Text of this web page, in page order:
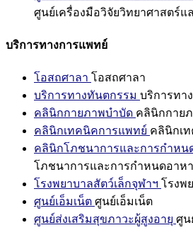
ศูนย์เครื่องมือวิจัยวิทยาศาสตร์แ
บริการทางการแพทย์
โอสถศาลา โอสถศาลา
บริการทางทันตกรรม บริการทา
คลินิกกายภาพบำบัด คลินิกกาย
คลินิกเทคนิคการแพทย์ คลินิกเ
คลินิกโภชนาการและการกำหน
โภชนาการและการกำหนดอาห
โรงพยาบาลสัตว์เล็กจุฬาฯ โรงพ
ศูนย์เอ็มเน็ต ศูนย์เอ็มเน็ต
ศูนย์ส่งเสริมสุขภาวะผู้สูงอายุ ศูน